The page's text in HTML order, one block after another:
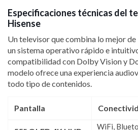
Especificaciones técnicas del
Hisense
Un televisor que combina lo mejor
un sistema operativo rápido e
compatibilidad con Dolby Vision y
modelo ofrece una experiencia
todo tipo de contenidos.
Pantalla
WiFi,